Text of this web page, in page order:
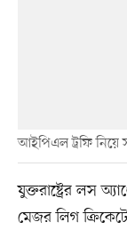
আইপিএল ট্রফি নিয়ে
যুক্তরাষ্ট্রের লস
মেজর লিগ